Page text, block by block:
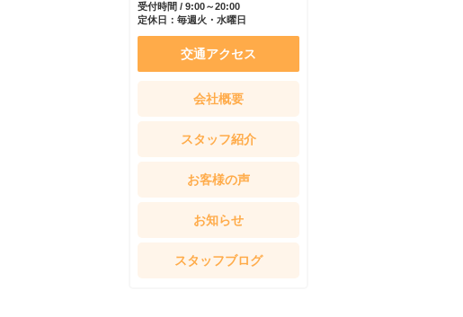
受付時間 / 9:00～20:00
定休日：毎週火・水曜日
交通アクセス
会社概要
スタッフ紹介
お客様の声
お知らせ
スタッフブログ